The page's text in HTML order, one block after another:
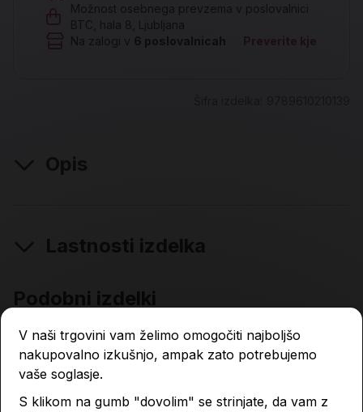
Možnost osebnega prevzema v poslovalnici
BTC, hala 8, Ljubljana
Na zalogi v 6 poslovalnicah Preverite kje
Opis
Lastnosti izdelka
Podobni izdelki
V naši trgovini vam želimo omogočiti najboljšo
nakupovalno izkušnjo, ampak zato potrebujemo
vaše soglasje.
S klikom na gumb "dovolim" se strinjate, da vam z